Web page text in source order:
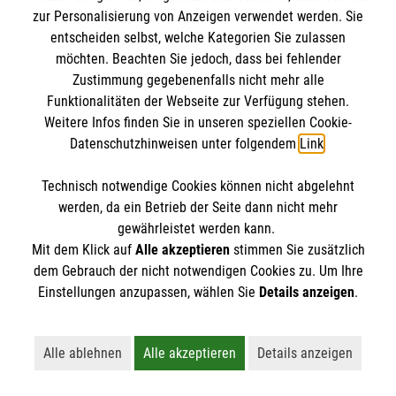
Spendenmöglichkeit zur Unterstützung des Sozialen
Ehrenamtes
Seniorencafé in Paderborn
zur Personalisierung von Anzeigen verwendet werden. Sie
entscheiden selbst, welche Kategorien Sie zulassen
möchten. Beachten Sie jedoch, dass bei fehlender
Zustimmung gegebenenfalls nicht mehr alle
Funktionalitäten der Webseite zur Verfügung stehen.
Weitere Infos finden Sie in unseren speziellen Cookie-
Datenschutzhinweisen unter folgendem Link.
Technisch notwendige Cookies können nicht abgelehnt
werden, da ein Betrieb der Seite dann nicht mehr
gewährleistet werden kann.
Mit dem Klick auf Alle akzeptierenstimmen Sie zusätzlich
dem Gebrauch der nicht notwendigen Cookies zu. Um Ihre
Einstellungen anzupassen, wählen Sie Details anzeigen.
Alle ablehnen
Lehnt alle nicht-essentiellen Cookies ab
Alle akzeptieren
Akzeptiert alle Cookies
Details anzeigen